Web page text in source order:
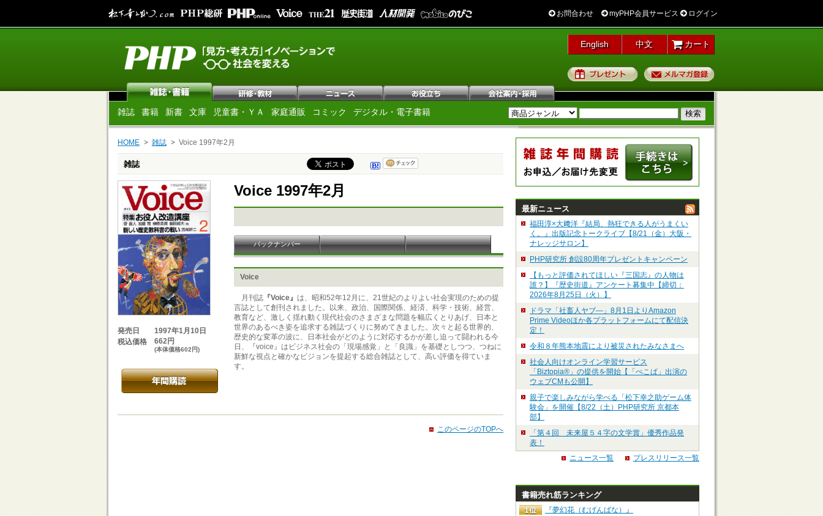
お問合わせ myPHP会員サービス ログイン
English 中文 カート
プレゼント
雑誌 書籍 新書 文庫 児童書・ＹＡ 家庭通販 コミック デジタル・電子書籍
HOME 雑誌 Voice 1997年2月
雑誌
発売日
1997年1月10日
税込価格
662円
(本体価格602円)
Voice 1997年2月
バックナンバー
Voice
月刊誌 『Voice』 は、昭和52年12月に、21世紀のよりよい社会実現のための提
言誌として創刊されました。以来、政治、国際関係、経済、科学・技術、経営、
教育など、激しく揺れ動く現代社会のさまざまな問題を幅広くとりあげ、日本と
世界のあるべき姿を追求する雑誌づくりに努めてきました。次々と起る世界的、
歴史的な変革の波に、日本社会がどのように対応するかが差し迫って闘われる今
日、『voice』はビジネス社会の「現場感覚」と「良識」を基礎としつつ、つねに
新鮮な視点と確かなビジョンを提起する総合雑誌として、高い評価を得ていま
す。
このページのTOPへ
最新ニュース
福田淳×大﨑洋『結局、熱狂できる人がうまくい
く。』出版記念トークライブ【8/21（金）大阪・
ナレッジサロン】
PHP研究所 創設80周年プレゼントキャンペーン
【もっと評価されてほしい『三国志』の人物は
誰？】『歴史街道』アンケート募集中【締切：
2026年8月25日（火）】
ドラマ「社畜人ヤブ―」8月1日よりAmazon
Prime Videoほか各プラットフォームにて配信決
定！
令和８年熊本地震により被災されたみなさまへ
社会人向けオンライン学習サービス
「Biztopia®」の提供を開始【「ぺこぱ」出演の
ウェブCMも公開】
親子で楽しみながら学べる「松下幸之助ゲーム体
験会」を開催【8/22（土）PHP研究所 京都本
部】
「第４回 未来屋５４字の文学賞」優秀作品発
表！
ニュース一覧
プレスリリース一覧
書籍売れ筋ランキング
『夢幻花（むげんばな）』